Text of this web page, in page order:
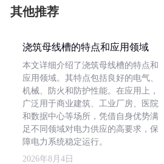
其他推荐
浇筑母线槽的特点和应用领域
本文详细介绍了浇筑母线槽的特点和
应用领域。其特点包括良好的电气、
机械、防火和防护性能。在应用上，
广泛用于商业建筑、工业厂房、医院
和数据中心等场所，凭借自身优势满
足不同领域对电力供应的高要求，保
障电力系统稳定运行。
2026年8月4日